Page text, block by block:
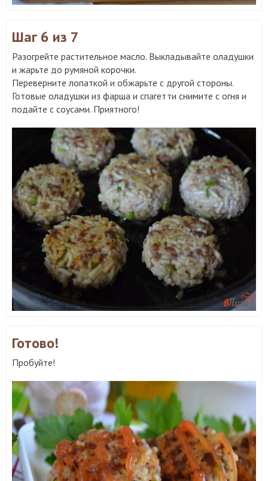
Шаг 6 из 7
Разогрейте растительное масло. Выкладывайте оладушки
и жарьте до румяной корочки.
Переверните лопаткой и обжарьте с другой стороны.
Готовые оладушки из фарша и спагетти снимите с огня и
подайте с соусами. Приятного!
Готово!
Пробуйте!